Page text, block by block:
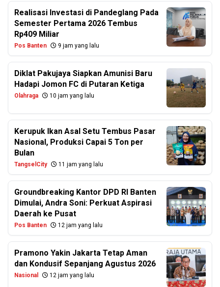
Realisasi Investasi di Pandeglang Pada
Semester Pertama 2026 Tembus
Rp409 Miliar
Pos Banten 9 jam yang lalu
Diklat Pakujaya Siapkan Amunisi Baru
Hadapi Jomon FC di Putaran Ketiga
Olahraga 10 jam yang lalu
Kerupuk Ikan Asal Setu Tembus Pasar
Nasional, Produksi Capai 5 Ton per
Bulan
TangselCity 11 jam yang lalu
Groundbreaking Kantor DPD RI Banten
Dimulai, Andra Soni: Perkuat Aspirasi
Daerah ke Pusat
Pos Banten 12 jam yang lalu
Pramono Yakin Jakarta Tetap Aman
dan Kondusif Sepanjang Agustus 2026
Nasional 12 jam yang lalu